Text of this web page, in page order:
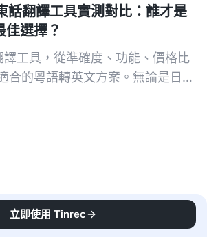
話翻譯工具實測對比：誰才是
佳選擇？
工具，從準確度、功能、價格比
合的粵語轉英文方案。無論是日常
立即使用 Tinrec